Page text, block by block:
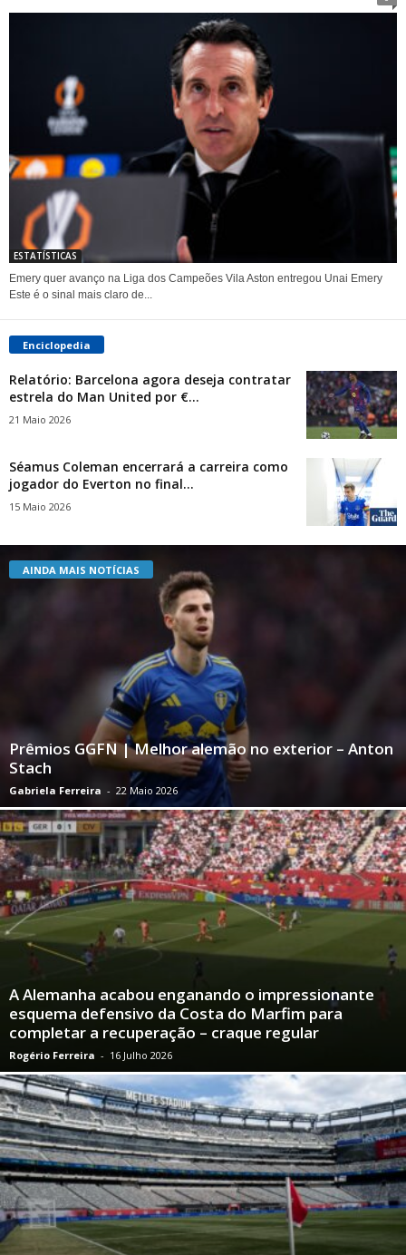
ESTATÍSTICAS
Emery quer avanço na Liga dos Campeões Vila Aston entregou Unai Emery
Este é o sinal mais claro de...
Enciclopedia
Relatório: Barcelona agora deseja contratar
estrela do Man United por €...
21 Maio 2026
Séamus Coleman encerrará a carreira como
jogador do Everton no final...
15 Maio 2026
AINDA MAIS NOTÍCIAS
Prêmios GGFN | Melhor alemão no exterior – Anton
Stach
Gabriela Ferreira - 22 Maio 2026
A Alemanha acabou enganando o impressionante
esquema defensivo da Costa do Marfim para
completar a recuperação – craque regular
Rogério Ferreira - 16 Julho 2026